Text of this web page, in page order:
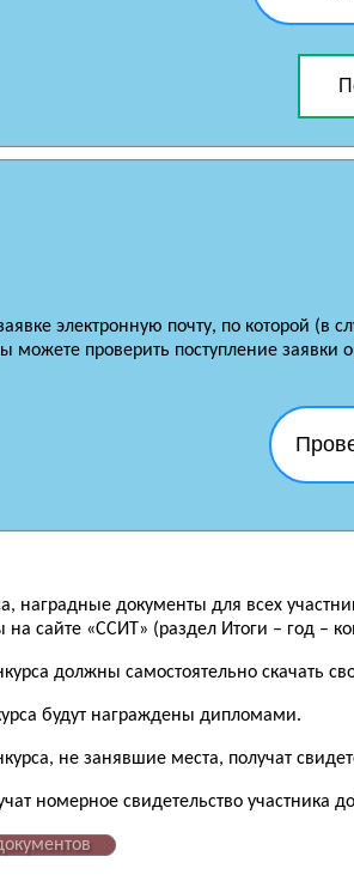
электронную почту, по которой (в
можете проверить поступление заявки
наградные документы для всех
на сайте «ССИТ» (раздел Итоги – год –
должны самостоятельно скачать
будут награждены дипломами.
не занявшие места, получат
номерное свидетельство участника